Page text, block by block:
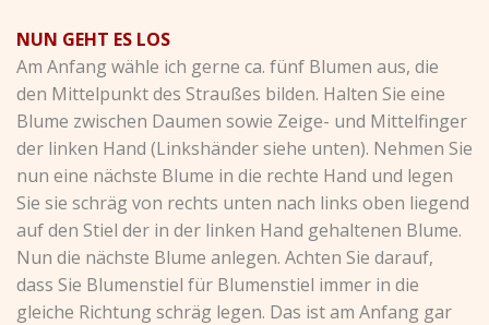
NUN GEHT ES LOS
Am Anfang wähle ich gerne ca. fünf Blumen aus, die
den Mittelpunkt des Straußes bilden. Halten Sie eine
Blume zwischen Daumen sowie Zeige- und Mittelfinger
der linken Hand (Linkshänder siehe unten). Nehmen Sie
nun eine nächste Blume in die rechte Hand und legen
Sie sie schräg von rechts unten nach links oben liegend
auf den Stiel der in der linken Hand gehaltenen Blume.
Nun die nächste Blume anlegen. Achten Sie darauf,
dass Sie Blumenstiel für Blumenstiel immer in die
gleiche Richtung schräg legen. Das ist am Anfang gar